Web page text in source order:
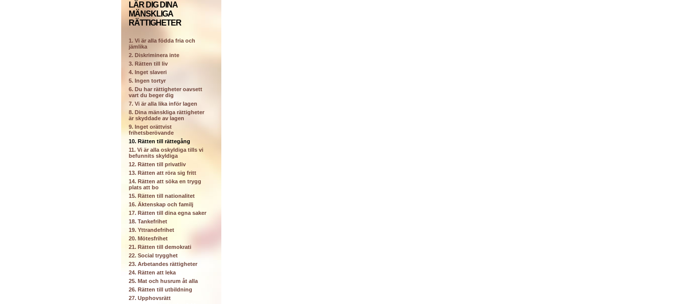
LÄR DIG DINA
MÄNSKLIGA
RÄTTIGHETER
1. Vi är alla födda fria och
jämlika
2. Diskriminera inte
3. Rätten till liv
4. Inget slaveri
5. Ingen tortyr
6. Du har rättigheter oavsett
vart du beger dig
7. Vi är alla lika inför lagen
8. Dina mänskliga rättigheter
är skyddade av lagen
9. Inget orättvist
frihetsberövande
10. Rätten till rättegång
11. Vi är alla oskyldiga tills vi
befunnits skyldiga
12. Rätten till privatliv
13. Rätten att röra sig fritt
14. Rätten att söka en trygg
plats att bo
15. Rätten till nationalitet
16. Äktenskap och familj
17. Rätten till dina egna saker
18. Tankefrihet
19. Yttrandefrihet
20. Mötesfrihet
21. Rätten till demokrati
22. Social trygghet
23. Arbetandes rättigheter
24. Rätten att leka
25. Mat och husrum åt alla
26. Rätten till utbildning
27. Upphovsrätt